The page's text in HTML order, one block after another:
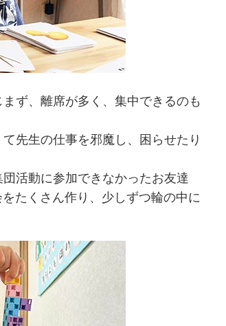
ず、離席が多く、集中できるのも
先生の仕事を邪魔し、困らせたり
活動に参加できなかったお友達
たくさん作り、少しずつ輪の中に